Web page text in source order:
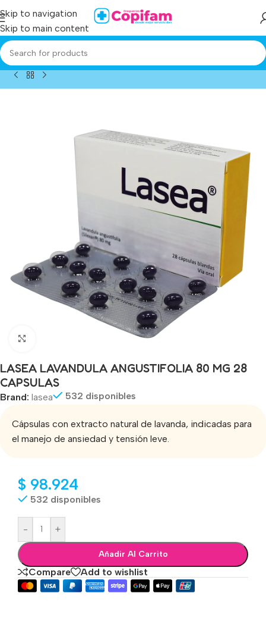
Skip to navigation
Skip to main content
/Producto/lasea lavandula angustifolia 80 mg 28 capsulas
LASEA LAVANDULA ANGUSTIFOLIA 80 MG 28
CAPSULAS
Brand: lasea 532 disponibles
Cápsulas con extracto natural de lavanda, indicadas para
el manejo de ansiedad y tensión leve.
$ 98.924
532 disponibles
- +
Añadir Al Carrito
Compare Add to wishlist